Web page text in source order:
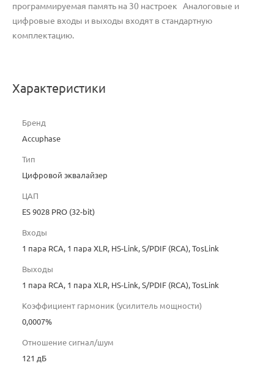
программируемая память на 30 настроек Аналоговые и
цифровые входы и выходы входят в стандартную
комплектацию.
Характеристики
Бренд
Accuphase
Тип
Цифровой эквалайзер
ЦАП
ES 9028 PRO (32-bit)
Входы
1 пара RCA, 1 пара XLR, HS-Link, S/PDIF (RCA), TosLink
Выходы
1 пара RCA, 1 пара XLR, HS-Link, S/PDIF (RCA), TosLink
Коэффициент гармоник (усилитель мощности)
0,0007%
Отношение сигнал/шум
121 дБ